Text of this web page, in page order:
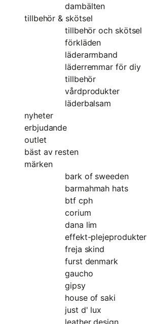
dambälten
tillbehör & skötsel
tillbehör och skötsel
förkläden
läderarmband
läderremmar för diy
tillbehör
vårdprodukter
läderbalsam
nyheter
erbjudande
outlet
bäst av resten
märken
bark of sweeden
barmahmah hats
btf cph
corium
dana lim
effekt-plejeprodukter
freja skind
furst denmark
gaucho
gipsy
house of saki
just d' lux